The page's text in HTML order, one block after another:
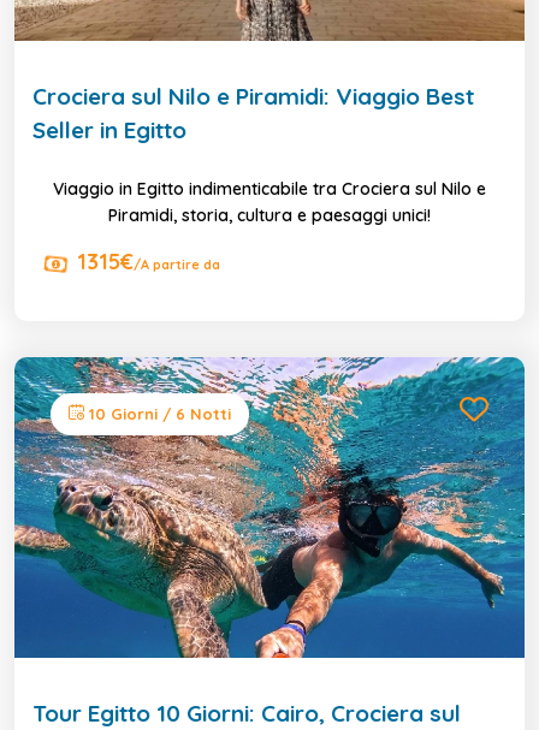
Crociera sul Nilo e Piramidi: Viaggio Best
Seller in Egitto
Viaggio in Egitto indimenticabile tra Crociera sul Nilo e
Piramidi, storia, cultura e paesaggi unici!
1315€/A partire da
10 Giorni / 6 Notti
Tour Egitto 10 Giorni: Cairo, Crociera sul